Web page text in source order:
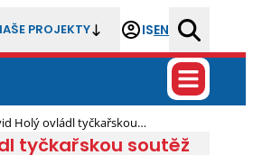
PROJEKTY ISEN
Holý ovládl tyčkařskou…
tyčkařskou soutěž